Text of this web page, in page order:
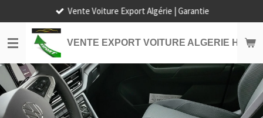
au
contenu
principal
VENTE EXPORT VOITURE ALGERIE HORS
Vente Voiture Export Algérie | Garantie